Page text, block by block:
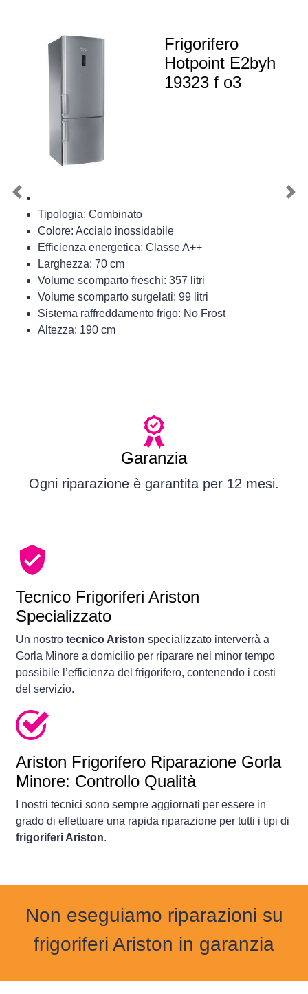
Frigorifero
Hotpoint E2byh
19323 f o3
Tipologia: Combinato
Colore: Acciaio inossidabile
Efficienza energetica: Classe A++
Larghezza: 70 cm
Volume scomparto freschi: 357 litri
Volume scomparto surgelati: 99 litri
Sistema raffreddamento frigo: No Frost
Altezza: 190 cm
Previous
Garanzia
Ogni riparazione è garantita per 12 mesi.
Tecnico Frigoriferi Ariston
Specializzato
Un nostro tecnico Ariston specializzato interverrà a
Gorla Minore a domicilio per riparare nel minor tempo
possibile l’efficienza del frigorifero, contenendo i costi
del servizio.
Ariston Frigorifero Riparazione Gorla
Minore: Controllo Qualità
I nostri tecnici sono sempre aggiornati per essere in
grado di effettuare una rapida riparazione per tutti i tipi di
frigoriferi Ariston.
Non eseguiamo riparazioni su
frigoriferi Ariston in garanzia